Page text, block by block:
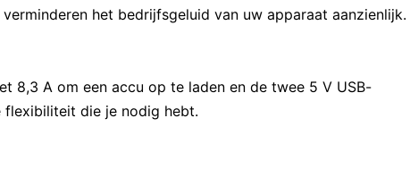
het bedrijfsgeluid van uw apparaat aanzienlijk.
8,3 A om een accu op te laden en de twee 5 V USB-
flexibiliteit die je nodig hebt.